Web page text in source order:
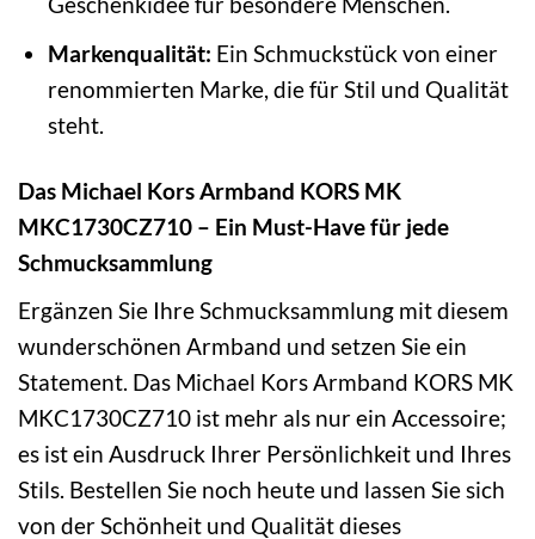
Markenqualität: Ein Schmuckstück von einer
renommierten Marke, die für Stil und Qualität
steht.
Das Michael Kors Armband KORS MK
MKC1730CZ710 – Ein Must-Have für jede
Schmucksammlung
Ergänzen Sie Ihre Schmucksammlung mit diesem
wunderschönen Armband und setzen Sie ein
Statement. Das Michael Kors Armband KORS MK
MKC1730CZ710 ist mehr als nur ein Accessoire;
es ist ein Ausdruck Ihrer Persönlichkeit und Ihres
Stils. Bestellen Sie noch heute und lassen Sie sich
von der Schönheit und Qualität dieses